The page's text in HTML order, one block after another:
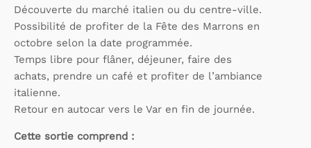
Découverte du marché italien ou du centre-ville.
Possibilité de profiter de la Fête des Marrons en
octobre selon la date programmée.
Temps libre pour flâner, déjeuner, faire des
achats, prendre un café et profiter de l’ambiance
italienne.
Retour en autocar vers le Var en fin de journée.
Cette sortie comprend :